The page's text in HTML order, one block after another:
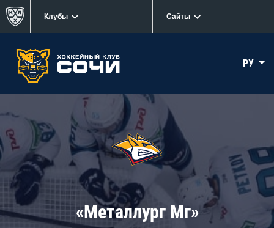
Клубы Сайты
РУ
«Металлург Мг»